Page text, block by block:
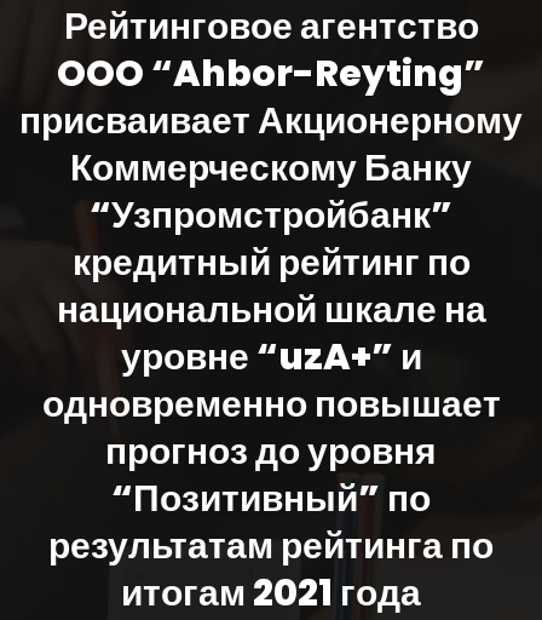
Рейтинговое агентство
OOO “Ahbor-Reyting”
присваивает Акционерному
Коммерческому Банку
“Узпромстройбанк”
кредитный рейтинг по
национальной шкале на
уровне “uzA+” и
одновременно повышает
прогноз до уровня
“Позитивный” по
результатам рейтинга по
итогам 2021 года